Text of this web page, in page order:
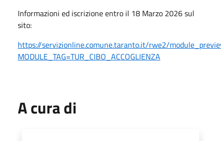
Informazioni ed iscrizione entro il 18 Marzo 2026 sul
sito:
https://servizionline.comune.taranto.it/rwe2/
MODULE_TAG=TUR_CIBO_ACCOGLIENZA
A cura di